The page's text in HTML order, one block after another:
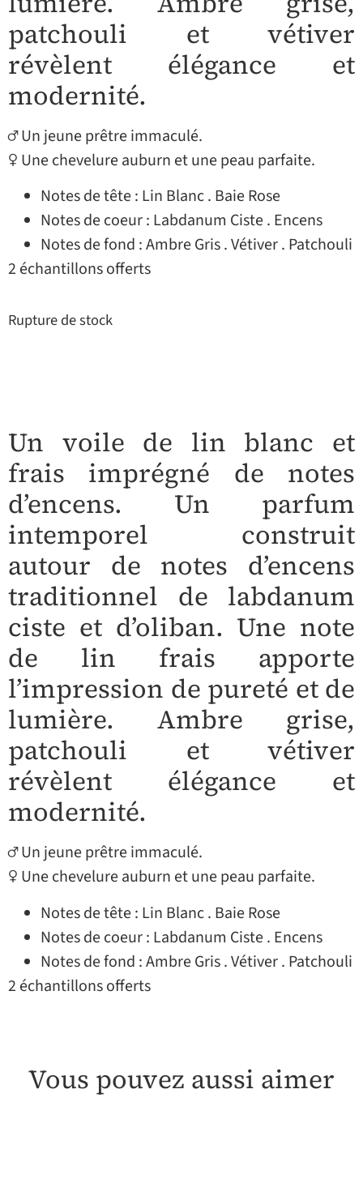
patchouli et vétiver
révèlent élégance et
modernité.
♂ Un jeune prêtre immaculé.
♀ Une chevelure auburn et une peau parfaite.
Notes de tête : Lin Blanc . Baie Rose
Notes de coeur : Labdanum Ciste . Encens
Notes de fond : Ambre Gris . Vétiver . Patchouli
2 échantillons offerts
Rupture de stock
Un voile de lin blanc et
frais imprégné de notes
d’encens. Un parfum
intemporel construit
autour de notes d’encens
traditionnel de labdanum
ciste et d’oliban. Une note
de lin frais apporte
l’impression de pureté et de
lumière. Ambre grise,
patchouli et vétiver
révèlent élégance et
modernité.
♂ Un jeune prêtre immaculé.
♀ Une chevelure auburn et une peau parfaite.
Notes de tête : Lin Blanc . Baie Rose
Notes de coeur : Labdanum Ciste . Encens
Notes de fond : Ambre Gris . Vétiver . Patchouli
2 échantillons offerts
Vous pouvez aussi aimer